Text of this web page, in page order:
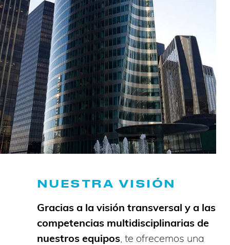
NUESTRA VISIÓN
Gracias a la visión transversal y a las
competencias multidisciplinarias de
nuestros equipos, te ofrecemos una